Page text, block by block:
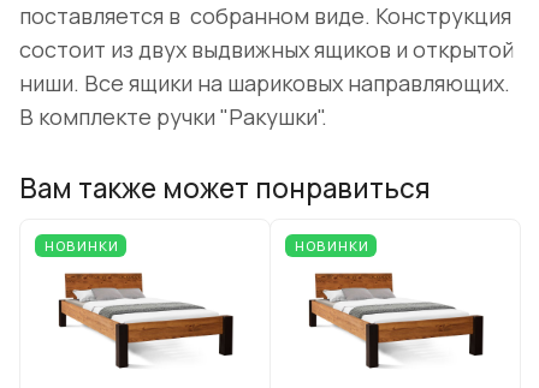
поставляется в собранном виде. Конструкция
состоит из двух выдвижных ящиков и открытой
ниши. Все ящики на шариковых направляющих.
В комплекте ручки "Ракушки".
Вам также может понравиться
НОВИНКИ НОВИНКИ